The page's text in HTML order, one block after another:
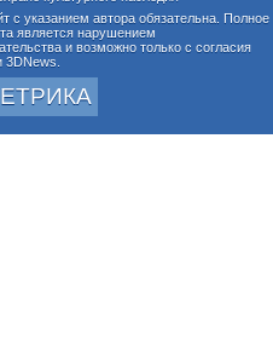
с указанием автора обязательна. Полное
является нарушением
и возможно только с согласия
3DNews.